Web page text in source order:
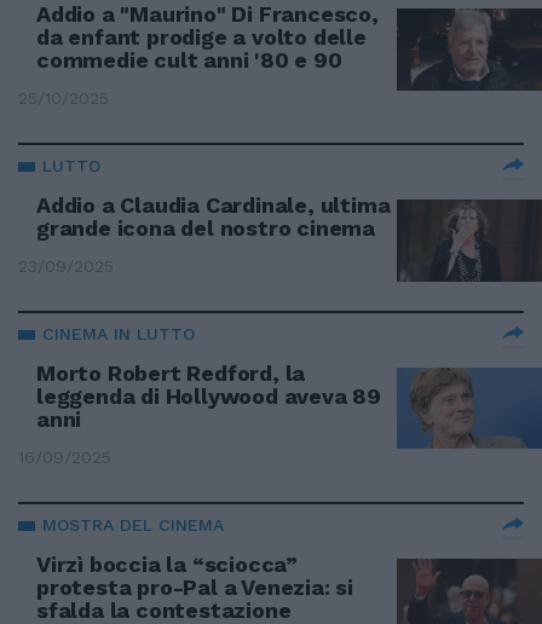
Addio a "Maurino" Di Francesco,
da enfant prodige a volto delle
commedie cult anni '80 e 90
25/10/2025
LUTTO
Addio a Claudia Cardinale, ultima
grande icona del nostro cinema
23/09/2025
CINEMA IN LUTTO
Morto Robert Redford, la
leggenda di Hollywood aveva 89
anni
16/09/2025
MOSTRA DEL CINEMA
Virzì boccia la “sciocca”
protesta pro-Pal a Venezia: si
sfalda la contestazione